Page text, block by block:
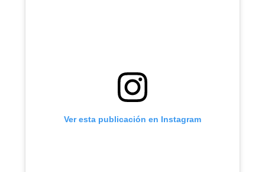
Ver esta publicación en Instagram